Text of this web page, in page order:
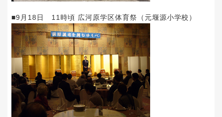
■9月18日 11時頃 広河原学区体育祭（元堰源小学校）